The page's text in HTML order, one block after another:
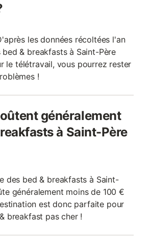
les données récoltées l'an
bed & breakfasts à Saint-Père
le télétravail, vous pourrez rester
!
généralement
à Saint-Père
des bed & breakfasts à Saint-
généralement moins de 100 €
est donc parfaite pour
breakfast pas cher !